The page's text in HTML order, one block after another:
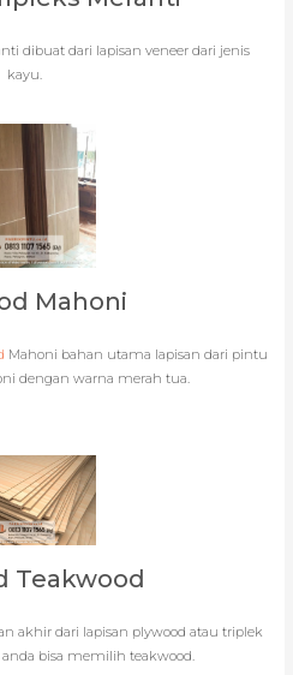
dibuat dari lapisan veneer dari jenis
kayu.
Mahoni
Mahoni bahan utama lapisan dari pintu
dengan warna merah tua.
Teakwood
akhir dari lapisan plywood atau triplek
bisa memilih teakwood.